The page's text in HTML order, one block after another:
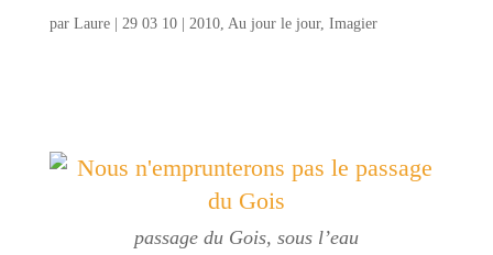
par Laure| 29 03 10| 2010, Au jour le jour, Imagier
passage du Gois, sous l’eau